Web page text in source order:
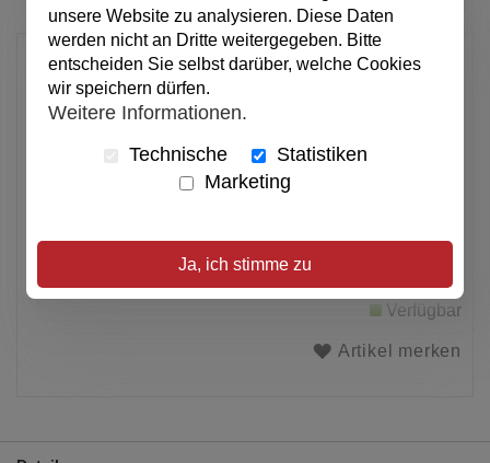
20,00 €
In den Warenkorb
Alle Preise inkl. MwSt.
Verfügbar
Artikel merken
unsere Website zu analysieren. Diese Daten
werden nicht an Dritte weitergegeben. Bitte
entscheiden Sie selbst darüber, welche Cookies
wir speichern dürfen.
Weitere Informationen.
Technische
Statistiken
Marketing
Ja, ich stimme zu